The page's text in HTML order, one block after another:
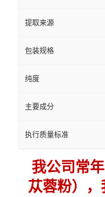
提取来源
包装规格
纯度
主要成分
执行质量标准
我公司常
苁蓉粉）